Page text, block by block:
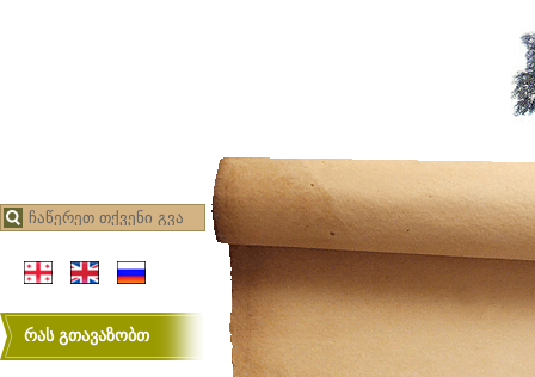
რას გთავაზობთ